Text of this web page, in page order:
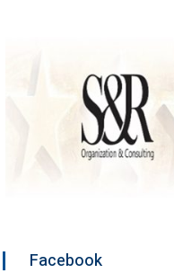
Facebook